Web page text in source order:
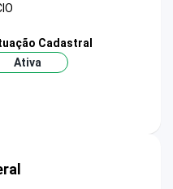
Cadastral
Ativa